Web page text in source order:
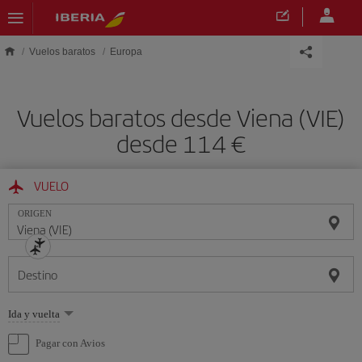
Saltar al contenido principal
Vuelos baratos Europa
Vuelos baratos desde Viena (VIE)
desde 114 €
VUELO
ORIGEN
Destino
Seleccione
una
opción
Ida y vuelta
Pagar con Avios